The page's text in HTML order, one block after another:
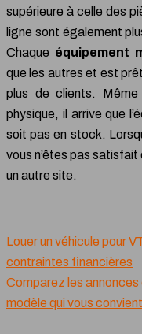
supérieure à celle des
ligne sont également
Chaque équipement
que les autres et est
plus de clients.
physique, il arrive que
soit pas en stock.
vous n’êtes pas
un autre site.
Louer un véhicule pour
contraintes financières
Comparez les annonces
modèle qui vous convient